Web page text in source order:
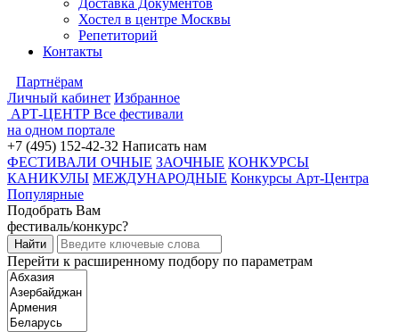
Доставка Документов
Хостел в центре Москвы
Репетиторий
Контакты
Партнёрам
Личный кабинет Избранное
АРТ-ЦЕНТР Все фестивали
на одном портале
+7 (495) 152-42-32 Написать нам
ФЕСТИВАЛИ ОЧНЫЕ ЗАОЧНЫЕ КОНКУРСЫ
КАНИКУЛЫ МЕЖДУНАРОДНЫЕ Конкурсы Арт-Центра
Популярные
Подобрать Вам
фестиваль/конкурс?
Перейти к расширенному подбору по параметрам